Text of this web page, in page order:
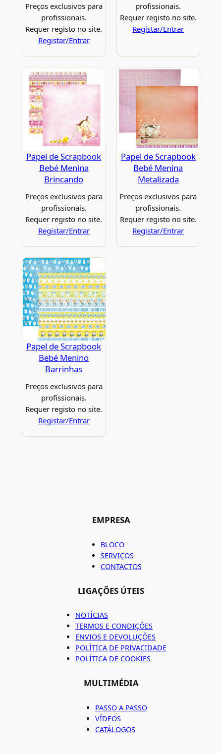
Preços exclusivos para
profissionais.
Requer registo no site.
Registar/Entrar
profissionais.
Requer registo no site.
Registar/Entrar
Papel de Scrapbook
Bebé Menina
Brincando
Preços exclusivos para
profissionais.
Requer registo no site.
Registar/Entrar
Papel de Scrapbook
Bebé Menina
Metalizada
Preços exclusivos para
profissionais.
Requer registo no site.
Registar/Entrar
Papel de Scrapbook
Bebé Menino
Barrinhas
Preços exclusivos para
profissionais.
Requer registo no site.
Registar/Entrar
EMPRESA
BLOCO
SERVIÇOS
CONTACTOS
LIGAÇÕES ÚTEIS
NOTÍCIAS
TERMOS E CONDIÇÕES
ENVIOS E DEVOLUÇÕES
POLÍTICA DE PRIVACIDADE
POLÍTICA DE COOKIES
MULTIMÉDIA
PASSO A PASSO
VÍDEOS
CATÁLOGOS